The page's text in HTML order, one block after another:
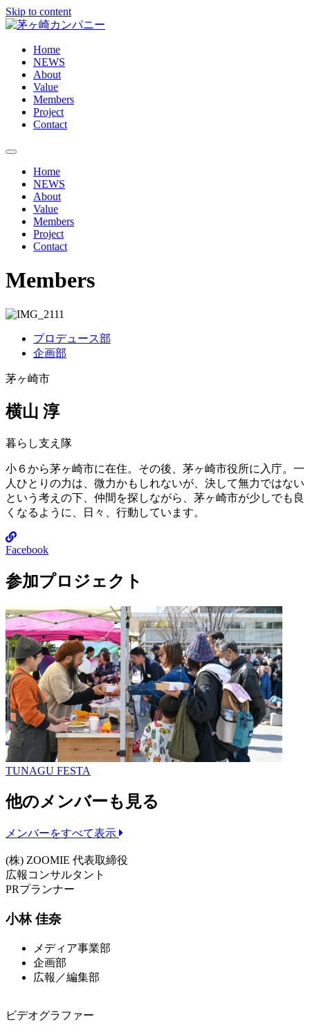
Skip to content
Home
NEWS
About
Value
Members
Project
Contact
Home
NEWS
About
Value
Members
Project
Contact
Members
プロデュース部
企画部
茅ヶ崎市
横山 淳
暮らし支え隊
小６から茅ヶ崎市に在住。その後、茅ヶ崎市役所に入庁。一
人ひとりの力は、微力かもしれないが、決して無力ではない
という考えの下、仲間を探しながら、茅ヶ崎市が少しでも良
くなるように、日々、行動しています。
Facebook
参加プロジェクト
TUNAGU FESTA
他のメンバーも見る
メンバーをすべて表示
(株) ZOOMIE 代表取締役
広報コンサルタント
PRプランナー
小林 佳奈
メディア事業部
企画部
広報／編集部
ビデオグラファー